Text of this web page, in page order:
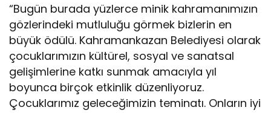
“Bugün burada yüzlerce minik kahramanımızın
gözlerindeki mutluluğu görmek bizlerin en
büyük ödülü. Kahramankazan Belediyesi olarak
çocuklarımızın kültürel, sosyal ve sanatsal
gelişimlerine katkı sunmak amacıyla yıl
boyunca birçok etkinlik düzenliyoruz.
Çocuklarımız geleceğimizin teminatı. Onların iyi